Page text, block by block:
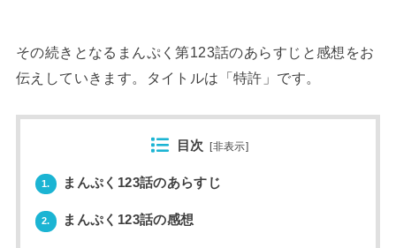
その続きとなるまんぷく第123話のあらすじと感想をお
伝えしていきます。タイトルは「特許」です。
目次 [非表示]
1. まんぷく123話のあらすじ
2. まんぷく123話の感想